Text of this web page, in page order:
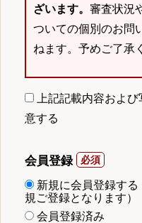
ざいます。 審査状況
ついての個別のお問
ねます。予めご了承
上記記載内容およ
意する
会員登録
新規に会員登録す
規ご登録となります）
会員登録済み